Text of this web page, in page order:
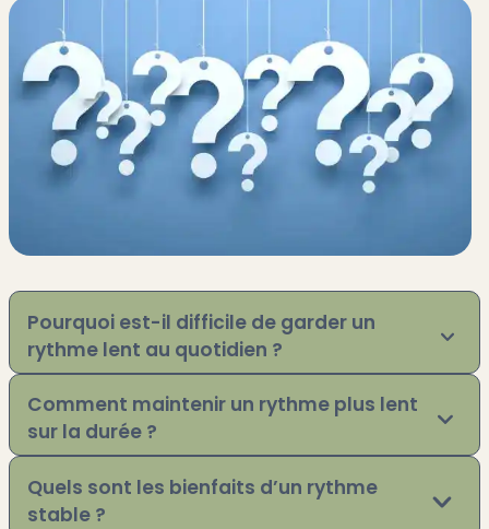
Pourquoi est-il difficile de garder un
rythme lent au quotidien ?
Comment maintenir un rythme plus lent
sur la durée ?
Quels sont les bienfaits d’un rythme
stable ?